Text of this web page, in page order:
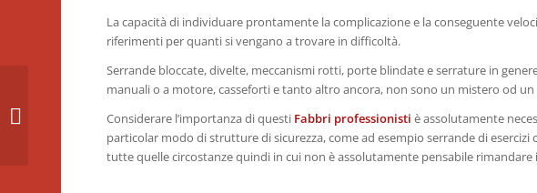
La capacità di individuare prontamente la complicazione e la conseguente
riferimenti per quanti si vengano a trovare in difficoltà.
Serrande bloccate, divelte, meccanismi rotti, porte blindate e serrature in
manuali o a motore, casseforti e tanto altro ancora, non sono un mistero od un
Considerare l’importanza di questi Fabbri professionisti è assolutamente
particolar modo di strutture di sicurezza, come ad esempio serrande di
tutte quelle circostanze quindi in cui non è assolutamente pensabile
Benigno Canavese – Unione Fabbri